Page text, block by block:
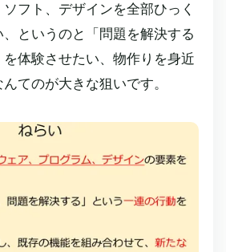
フト、デザインを全部ひっく
というのと「問題を解決する
体験させたい、物作りを身近
てのが大きな狙いです。